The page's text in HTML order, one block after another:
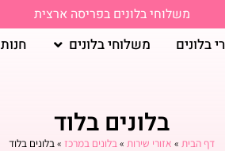
משלוחי בלונים בפריסה ארצית
בלונים משלוחי בלונים חנות
בלונים בלוד
דף הבית » אזורי שירות »בלונים במרכז »בלונים בלוד